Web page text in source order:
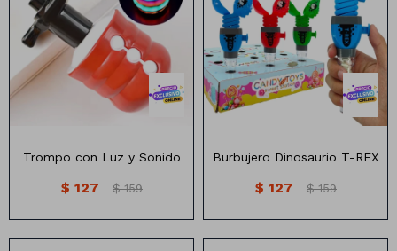
Trompo con Luz y Sonido
$ 127 $ 159
Burbujero Dinosaurio T-REX
$ 127 $ 159